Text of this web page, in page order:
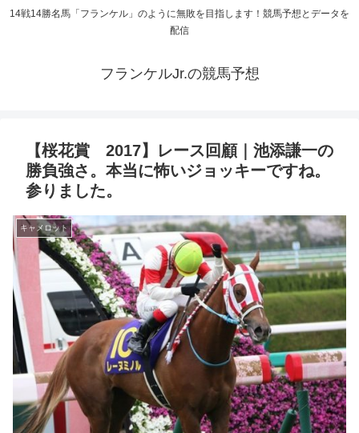
14戦14勝名馬「フランケル」のように無敗を目指します！競馬予想とデータを
配信
フランケルJr.の競馬予想
【桜花賞 2017】レース回顧｜池添謙一の
勝負強さ。本当に怖いジョッキーですね。
参りました。
キャメロット